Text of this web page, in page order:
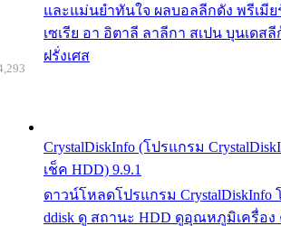
และแม่นยำทันใจ ผลบอลลีกดัง พรีเมี
เซเรีย อา อิตาลี ลาลีกา สเปน บุนเดสลี
ฝรั่งเศส
CrystalDiskInfo (โปรแกรม
เช็ค HDD) 9.9.1
ดาวน์โหลดโปรแกรม CrystalDiskInfo
ddisk ดู สถานะ HDD ดูอุณหภูมิเครื่อง